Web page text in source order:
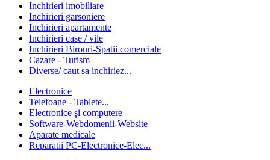
Inchirieri imobiliare
Inchirieri garsoniere
Inchirieri apartamente
Inchirieri case / vile
Inchirieri Birouri-Spatii comerciale
Cazare - Turism
Diverse/ caut sa inchiriez...
Electronice
Telefoane - Tablete...
Electronice şi computere
Software-Webdomenii-Website
Aparate medicale
Reparatii PC-Electronice-Elec...